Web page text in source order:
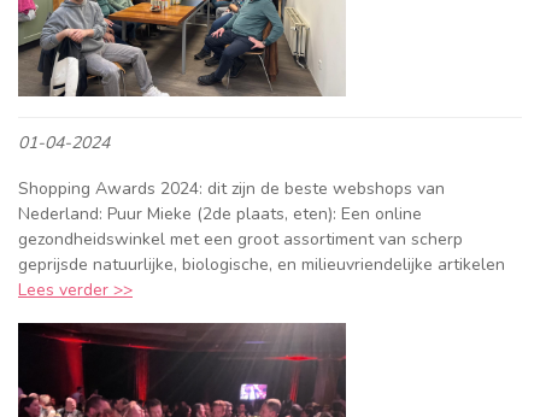
01-04-2024
Shopping Awards 2024: dit zijn de beste webshops van
Nederland: Puur Mieke (2de plaats, eten): Een online
gezondheidswinkel met een groot assortiment van scherp
geprijsde natuurlijke, biologische, en milieuvriendelijke artikelen
Lees verder >>